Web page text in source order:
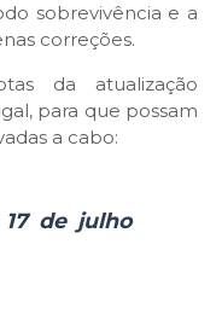
sobrevivência e a
correções.
da atualização
para que possam
a cabo:
17 de julho